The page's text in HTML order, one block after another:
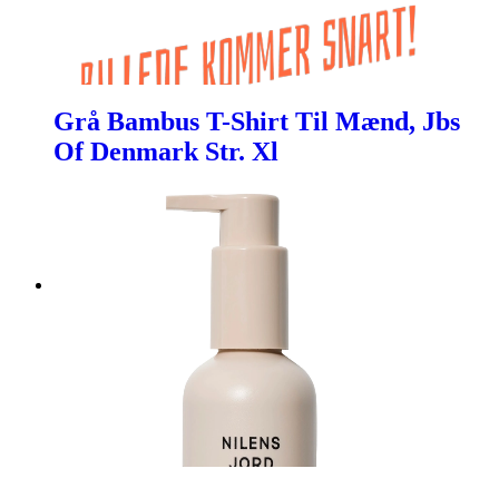
Grå Bambus T-Shirt Til Mænd, Jbs
Of Denmark Str. Xl